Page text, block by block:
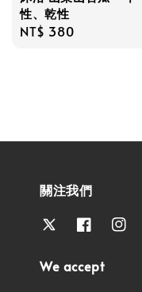
性、乾性
Regular
NT$ 380
關注我們
We accept